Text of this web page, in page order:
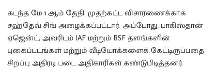
கடந்த மே 1 ஆம் தேதி, முதற்கட்ட விசாரணைக்காக
சஹ்தேவ் சிங் அழைக்கப்பட்டார். அப்போது, பாகிஸ்தான்
ஏஜென்ட், அவரிடம் IAF மற்றும் BSF தளங்களின்
புகைப்படங்கள் மற்றும் வீடியோக்களைக் கேட்டிருப்பதை
சிறப்பு அதிரடி படை அதிகாரிகள் கண்டுபிடித்தனர்.